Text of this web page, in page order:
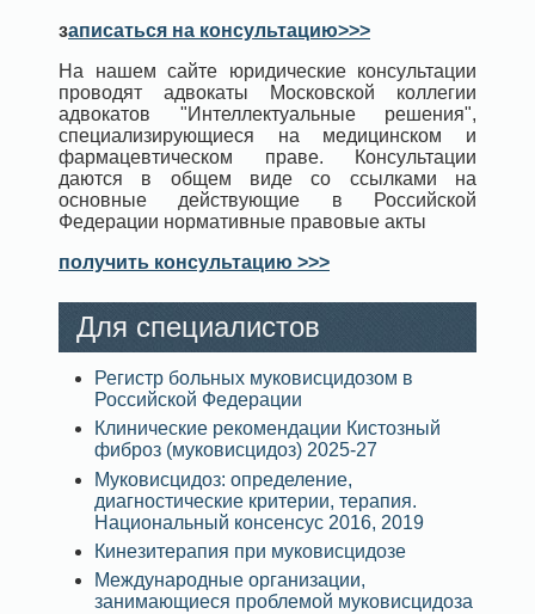
записаться на консультацию>>>
На нашем сайте юридические консультации
проводят адвокаты Московской коллегии
адвокатов "Интеллектуальные решения",
специализирующиеся на медицинском и
фармацевтическом праве. Консультации
даются в общем виде со ссылками на
основные действующие в Российской
Федерации нормативные правовые акты
получить консультацию >>>
Для специалистов
Регистр больных муковисцидозом в
Российской Федерации
Клинические рекомендации Кистозный
фиброз (муковисцидоз) 2025-27
Муковисцидоз: определение,
диагностические критерии, терапия.
Национальный консенсус 2016, 2019
Кинезитерапия при муковисцидозе
Международные организации,
занимающиеся проблемой муковисцидоза